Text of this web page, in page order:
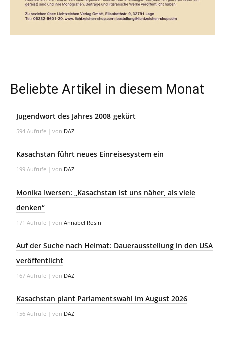
Beliebte Artikel in diesem Monat
Jugendwort des Jahres 2008 gekürt
594 Aufrufe | von DAZ
Kasachstan führt neues Einreisesystem ein
199 Aufrufe | von DAZ
Monika Iwersen: „Kasachstan ist uns näher, als viele
denken“
171 Aufrufe | von Annabel Rosin
Auf der Suche nach Heimat: Dauerausstellung in den USA
veröffentlicht
167 Aufrufe | von DAZ
Kasachstan plant Parlamentswahl im August 2026
156 Aufrufe | von DAZ